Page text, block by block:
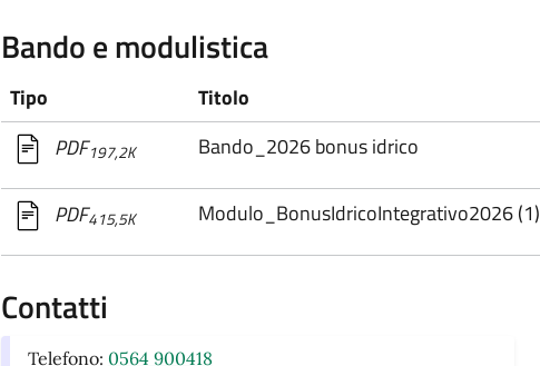
Bando e modulistica
Tipo Titolo
PDF197,2K Bando_2026 bonus idrico
PDF415,5K Modulo_BonusIdricoIntegrativo2026 (1)
Contatti
Telefono: 0564 900418